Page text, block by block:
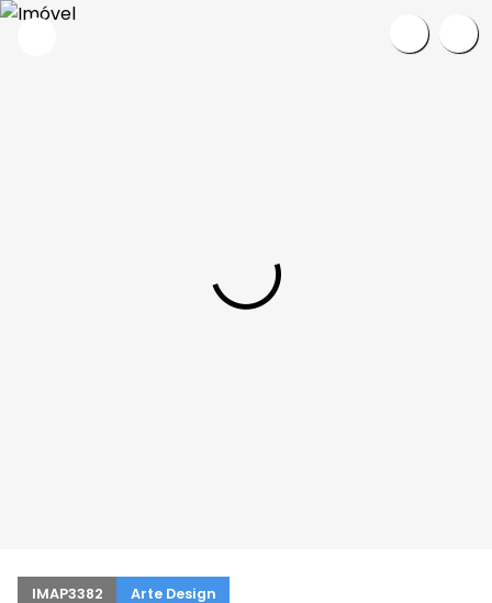
IMAP3382 Arte Design